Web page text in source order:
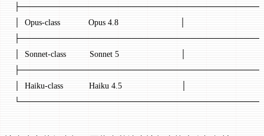
│  Opus-class            Opus 4.8                          │
│  Sonnet-class          Sonnet 5                          │
│  Haiku-class           Haiku 4.5                         │